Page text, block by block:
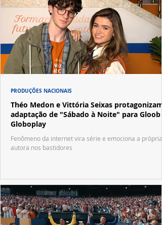
Théo Medon e Vittória Seixas protagonizam
adaptação de "Sábado à Noite" para Gloob e
Globoplay
Fenômeno da internet vira série e emociona a própria
autora nos bastidores
PRODUÇÕES NACIONAIS